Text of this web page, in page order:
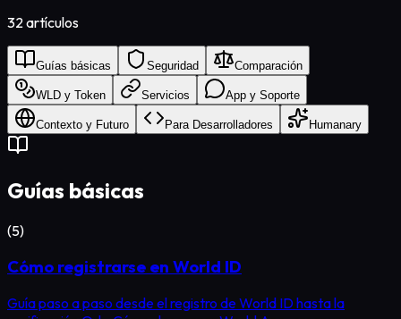
32 artículos
Guías básicas Seguridad Comparación
WLD y Token Servicios App y Soporte
Contexto y Futuro Para Desarrolladores Humanary
Guías básicas
(5)
Cómo registrarse en World ID
Guía paso a paso desde el registro de World ID hasta la